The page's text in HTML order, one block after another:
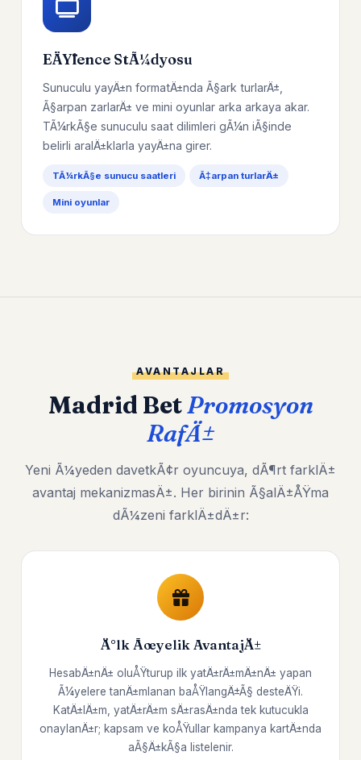
EÄŸlence StÃ¼dyosu
Sunuculu yayÄ±n formatÄ±nda Ã§ark turlarÄ±,
Ã§arpan zarlarÄ± ve mini oyunlar arka arkaya akar.
TÃ¼rkÃ§e sunuculu saat dilimleri gÃ¼n iÃ§inde
belirli aralÄ±klarla yayÄ±na girer.
TÃ¼rkÃ§e sunucu saatleri Ã‡arpan turlarÄ±
Mini oyunlar
AVANTAJLAR
Madrid BetPromosyon
RafÄ±
Yeni Ã¼yeden davetkÃ¢r oyuncuya, dÃ¶rt farklÄ±
avantaj mekanizmasÄ±. Her birinin Ã§alÄ±ÅŸma
dÃ¼zeni farklÄ±dÄ±r:
Ä°lk Ãœyelik AvantajÄ±
HesabÄ±nÄ± oluÅŸturup ilk yatÄ±rÄ±mÄ±nÄ± yapan
Ã¼yelere tanÄ±mlanan baÅŸlangÄ±Ã§ desteÄŸi.
KatÄ±lÄ±m, yatÄ±rÄ±m sÄ±rasÄ±nda tek kutucukla
onaylanÄ±r; kapsam ve koÅŸullar kampanya kartÄ±nda
aÃ§Ä±kÃ§a listelenir.